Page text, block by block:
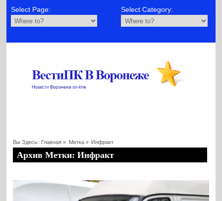
Select Page: Select Category:
Вы Здесь: Главная » Метка » Инфракт
Архив Метки: Инфракт